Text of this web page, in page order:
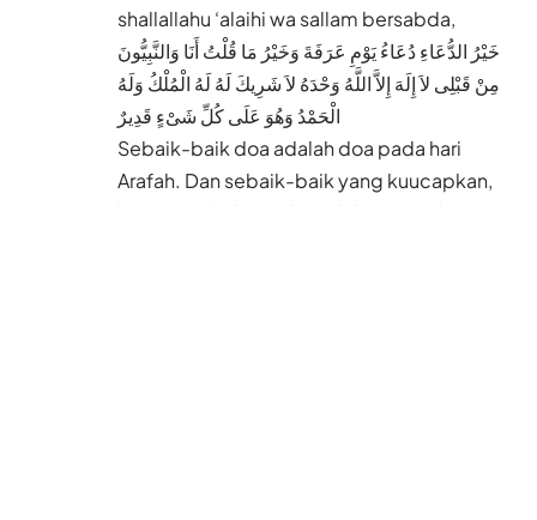
shallallahu ‘alaihi wa sallam bersabda,
خَيْرُ الدُّعَاءِ دُعَاءُ يَوْمِ عَرَفَةَ وَخَيْرُ مَا قُلْتُ أَنَا وَالنَّبِيُّونَ
مِنْ قَبْلِى لاَ إِلَهَ إِلاَّ اللَّهُ وَحْدَهُ لاَ شَرِيكَ لَهُ لَهُ الْمُلْكُ وَلَهُ
الْحَمْدُ وَهُوَ عَلَى كُلِّ شَىْءٍ قَدِيرٌ
Sebaik-baik doa adalah doa pada hari
Arafah. Dan sebaik-baik yang kuucapkan,